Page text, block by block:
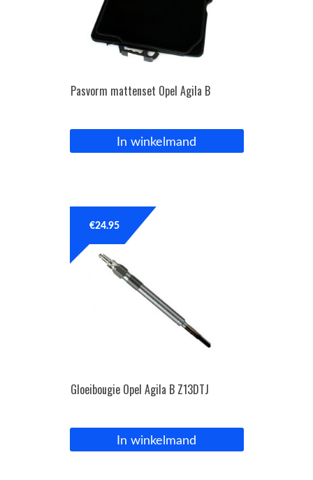
Pasvorm mattenset Opel Agila B
In winkelmand
Gloeibougie Opel Agila B Z13DTJ
€24.95
In winkelmand